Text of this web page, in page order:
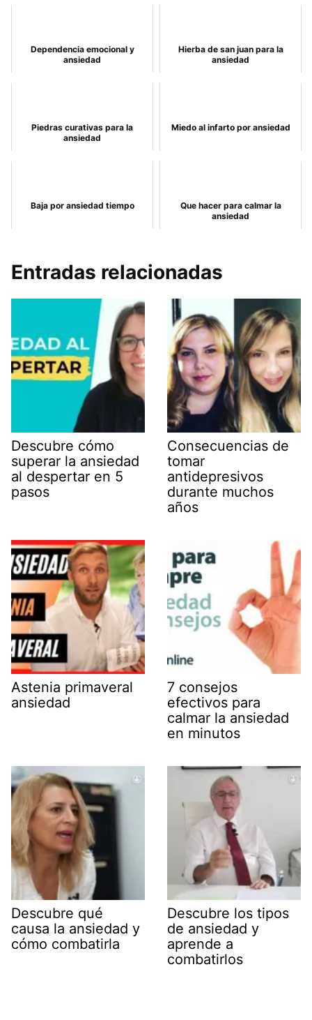
Dependencia emocional y
ansiedad
Hierba de san juan para la
ansiedad
Piedras curativas para la
ansiedad
Miedo al infarto por ansiedad
Baja por ansiedad tiempo
Que hacer para calmar la
ansiedad
Entradas relacionadas
Descubre cómo
superar la ansiedad
al despertar en 5
pasos
Consecuencias de
tomar
antidepresivos
durante muchos
años
Astenia primaveral
ansiedad
7 consejos
efectivos para
calmar la ansiedad
en minutos
Descubre qué
causa la ansiedad y
cómo combatirla
Descubre los tipos
de ansiedad y
aprende a
combatirlos